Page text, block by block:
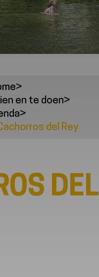
>
en te doen>
>
del Rey
DEL